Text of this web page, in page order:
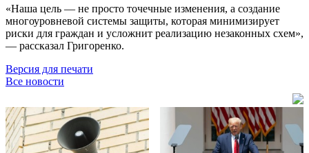
«Наша цель — не просто точечные изменения, а создание
многоуровневой системы защиты, которая минимизирует
риски для граждан и усложнит реализацию незаконных схем»,
— рассказал Григоренко.
Версия для печати
Все новости